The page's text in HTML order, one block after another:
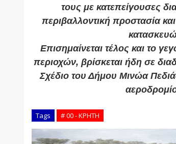
τους με κατεπείγουσες
περιβαλλοντική προστασία
Επισημαίνεται τέλος και το
περιοχών, βρίσκεται ήδη σε
Σχέδιο του Δήμου Μινώα
Tags # 00 - ΚΡΗΤΗ